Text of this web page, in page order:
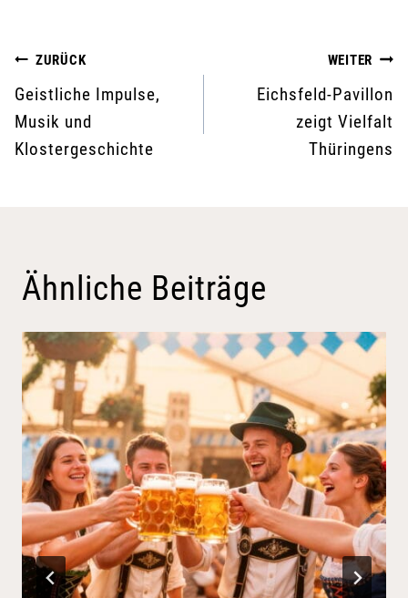
Beitragsnavigation
ZURÜCK
Geistliche Impulse,
Musik und
Klostergeschichte
WEITER
Eichsfeld-Pavillon
zeigt Vielfalt
Thüringens
Ähnliche Beiträge